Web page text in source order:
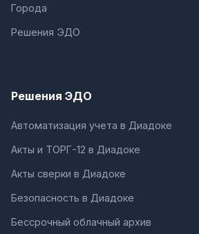
Города
Решения ЭДО
Решения ЭДО
Автоматизация учета в Диадоке
Акты и ТОРГ-12 в Диадоке
Акты сверки в Диадоке
Безопасность в Диадоке
Бессрочный облачный архив